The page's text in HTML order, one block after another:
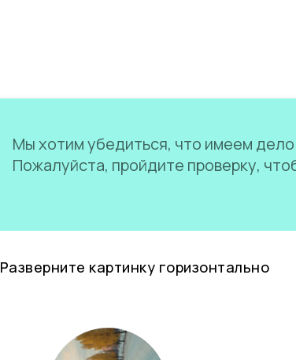
Мы хотим убедиться, что имеем
Пожалуйста, пройдите проверку,
Разверните картинку горизонтально